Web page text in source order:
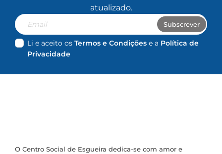
atualizado.
Subscrever
Li e aceito os Termos e Condições e a Política de
Privacidade
O Centro Social de Esgueira dedica-se com amor e